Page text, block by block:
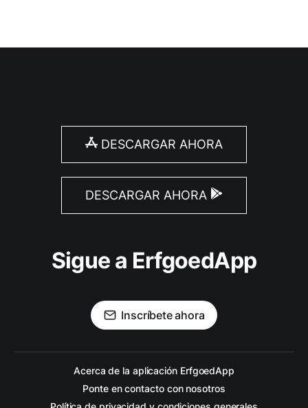
DESCARGAR AHORA
DESCARGAR AHORA
Sigue a ErfgoedApp
Inscríbete ahora
Acerca de la aplicación ErfgoedApp
Ponte en contacto con nosotros